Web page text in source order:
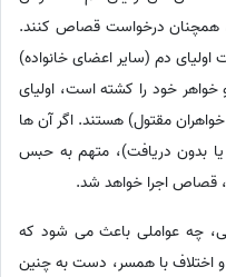
همچنان درخواست قصاص کنند.
دم (سایر اعضای خانواده)
خود را کشته است، اولیای
خواهران مقتول) هستند. اگر آن ها
بدون دریافت)، متهم به حبس
قصاص اجرا خواهد شد.
چه عواملی باعث می شود که
و اختلاف با همسر، دست به چنین